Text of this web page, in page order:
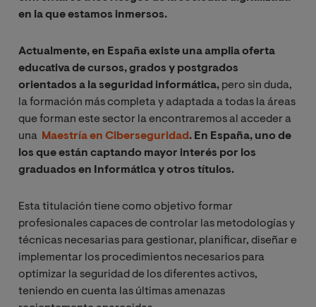
en la que estamos inmersos.
Actualmente, en España existe una amplia oferta
educativa de cursos, grados y postgrados
orientados a la seguridad informática, pero sin duda,
la formación más completa y adaptada a todas la áreas
que forman este sector la encontraremos al acceder a
una Maestría en Ciberseguridad. En España, uno de
los que están captando mayor interés por los
graduados en Informática y otros títulos.
Esta titulación tiene como objetivo formar
profesionales capaces de controlar las metodologías y
técnicas necesarias para gestionar, planificar, diseñar e
implementar los procedimientos necesarios para
optimizar la seguridad de los diferentes activos,
teniendo en cuenta las últimas amenazas